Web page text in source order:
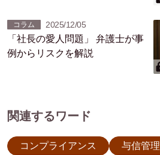
コラム 2025/12/05
「社長の愛人問題」 弁護士が事
例からリスクを解説
関連するワード
コンプライアンス 与信管理